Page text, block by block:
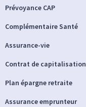
Prévoyance CAP
Complémentaire Santé
Assurance-vie
Contrat de capitalisation
Plan épargne retraite
Assurance emprunteur